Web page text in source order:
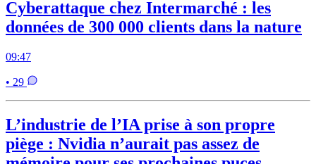
Cyberattaque chez Intermarché : les
données de 300 000 clients dans la nature
09:47
• 29
L’industrie de l’IA prise à son propre
piège : Nvidia n’aurait pas assez de